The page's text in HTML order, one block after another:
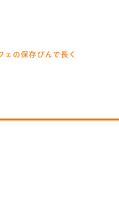
の保存びんで長く